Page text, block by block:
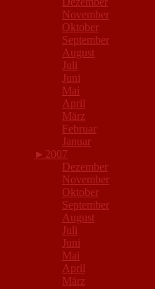
November
Oktober
September
August
Juli
Juni
Mai
April
März
Februar
Januar
► 2007
Dezember
November
Oktober
September
August
Juli
Juni
Mai
April
März